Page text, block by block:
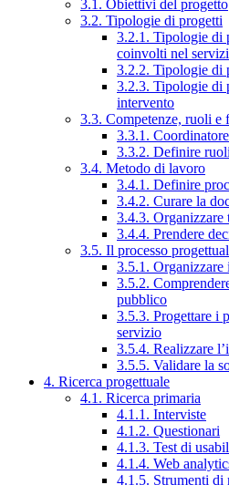
3.1. Obiettivi del progetto
3.2. Tipologie di progetti
3.2.1. Tipologie di
coinvolti nel
3.2.2. Tipologie di
3.2.3. Tipologie di
intervento
3.3. Competenze, ruoli e
3.3.1.
3.3.2. Definire
3.4. Metodo di lavoro
3.4.1. Definire
3.4.2. Curare la
3.4.3.
3.4.4. Prendere
3.5. Il processo
3.5.1. Organizzare
3.5.2.
pubblico
3.5.3. Progettare i
servizio
3.5.4. Realizzare
3.5.5. Validare la
4. Ricerca progettuale
4.1. Ricerca primaria
4.1.1. Interviste
4.1.2. Questionari
4.1.3. Test di
4.1.4. Web
4.1.5. Strumenti di